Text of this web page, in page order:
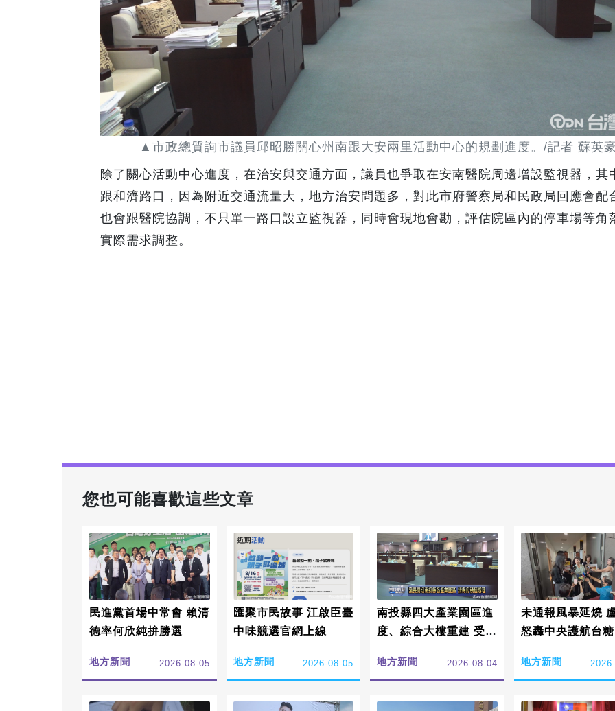
▲市政總質詢市議員邱昭勝關心州南跟大安兩里活動中心的規劃進度。/記者 蘇英
除了關心活動中心進度，在治安與交通方面，議員也爭取在安南醫院周邊增設監視器，其
跟和濟路口，因為附近交通流量大，地方治安問題多，對此市府警察局和民政局回應會配
也會跟醫院協調，不只單一路口設立監視器，同時會現地會勘，評估院區內的停車場等角
實際需求調整。
您也可能喜歡這些文章
民進黨首場中常會 賴清
德率何欣純拚勝選
地方新聞 2026-08-05
匯聚市民故事 江啟臣臺
中味競選官網上線
地方新聞 2026-08-05
南投縣四大產業園區進
度、綜合大樓重建 受議
地方新聞 2026-08-04
未通報風暴延燒
怒轟中央護航台糖
地方新聞